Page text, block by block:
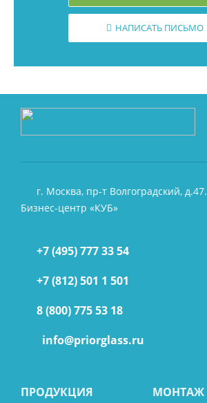
НАПИСАТЬ ПИСЬМО
г. Москва, пр-т Волгоградский, д.47.
Бизнес-центр «КУБ»
+7 (495) 777 33 54
+7 (812) 501 1 501
8 (800) 775 53 18
info@priorglass.ru
ПРОДУКЦИЯ МОНТАЖ